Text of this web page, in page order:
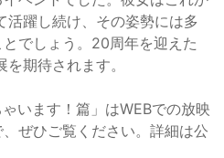
活躍し続け、その姿勢には多
でしょう。20周年を迎えた
期待されます。
います！篇」はWEBでの放映
ぜひご覧ください。詳細は公